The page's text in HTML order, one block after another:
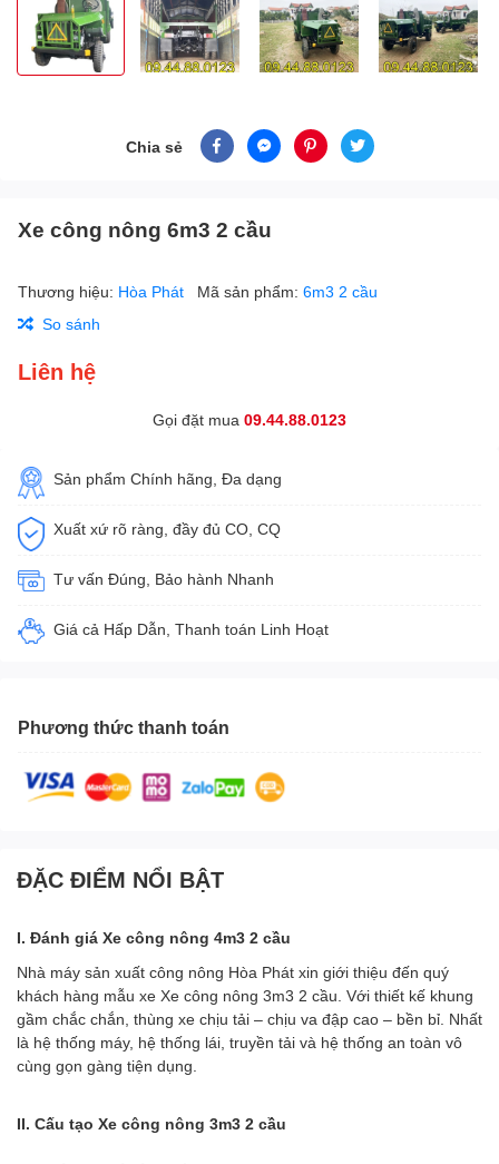
Chia sẻ
Xe công nông 6m3 2 cầu
Thương hiệu: Hòa Phát Mã sản phẩm: 6m3 2 cầu
So sánh
Liên hệ
Gọi đặt mua 09.44.88.0123
Sản phẩm Chính hãng, Đa dạng
Xuất xứ rõ ràng, đầy đủ CO, CQ
Tư vấn Đúng, Bảo hành Nhanh
Giá cả Hấp Dẫn, Thanh toán Linh Hoạt
Phương thức thanh toán
ĐẶC ĐIỂM NỔI BẬT
I. Đánh giá Xe công nông 4m3 2 cầu
Nhà máy sản xuất công nông Hòa Phát xin giới thiệu đến quý
khách hàng mẫu xe Xe công nông 3m3 2 cầu. Với thiết kế khung
gầm chắc chắn, thùng xe chịu tải – chịu va đập cao – bền bỉ. Nhất
là hệ thống máy, hệ thống lái, truyền tải và hệ thống an toàn vô
cùng gọn gàng tiện dụng.
II. Cấu tạo Xe công nông 3m3 2 cầu